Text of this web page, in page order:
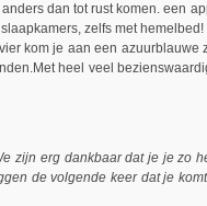
dan tot rust komen. een
zelfs met
kom je aan een azuurblauwe
heel veel
zijn erg dankbaar dat je je zo
de volgende keer dat je